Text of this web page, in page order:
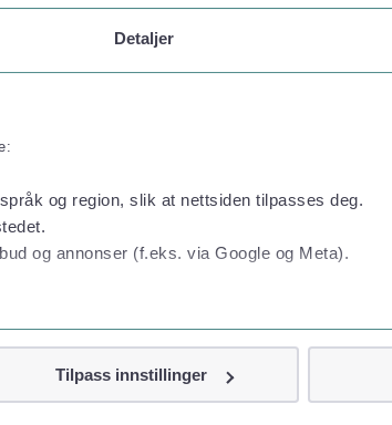
Detaljer
og region, slik at nettsiden tilpasses deg.
og annonser (f.eks. via Google og Meta).
Tilpass innstillinger